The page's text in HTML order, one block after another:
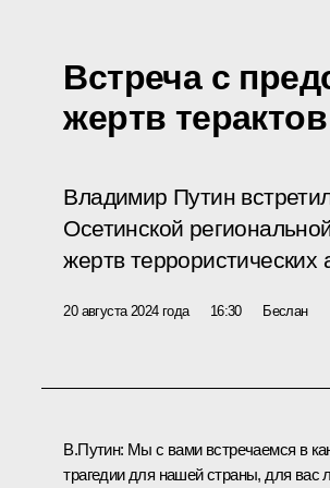
Встреча с
жертв
Владимир Путин
Осетинской
жертв
20 августа 2024 года 16:30 Беслан
В.Путин: Мы с вами встречаемся в
трагедии для нашей страны, для вас